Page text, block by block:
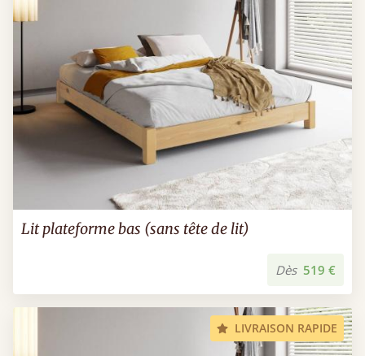
Lit plateforme bas (sans tête de lit)
Dès 519 €
LIVRAISON RAPIDE